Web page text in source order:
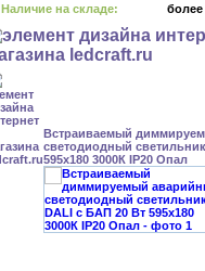
Наличие на складе: более
Встраиваемый
светодиодный
595x180 3000К IP20 Опал